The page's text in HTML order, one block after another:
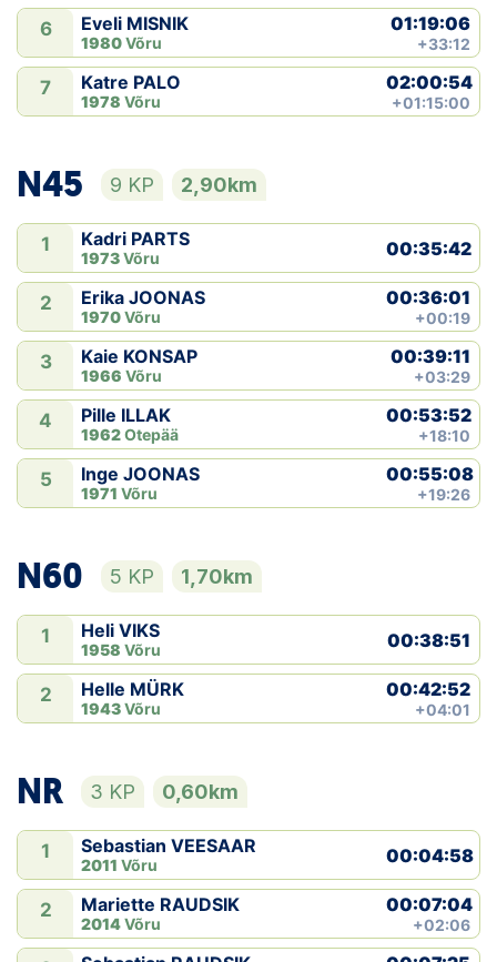
6 Eveli MISNIK
1980Võru
01:19:06
+33:12
7 Katre PALO
1978 Võru
02:00:54
+01:15:00
N45 9 KP 2,90km
1 Kadri PARTS
1973Võru 00:35:42
2 Erika JOONAS
1970Võru
00:36:01
+00:19
3 Kaie KONSAP
1966 Võru
00:39:11
+03:29
4 Pille ILLAK
1962Otepää
00:53:52
+18:10
5 Inge JOONAS
1971 Võru
00:55:08
+19:26
N60 5 KP 1,70km
1 Heli VIKS
1958 Võru 00:38:51
2 Helle MÜRK
1943Võru
00:42:52
+04:01
NR 3 KP 0,60km
1 Sebastian VEESAAR
2011 Võru 00:04:58
2 Mariette RAUDSIK
2014Võru
00:07:04
+02:06